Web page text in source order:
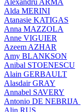
Alda MERINI
Atanasie KATIGAS
Anna MAZZOLA
Anne VIGUIER
Azeem AZHAR
Amy BLANKSON
Anibal STOENESCU
Alain GERBAULT
Alasdair GRAY
Annabel SAVERY
Antonio DE NEBRIJA
Alin RUS